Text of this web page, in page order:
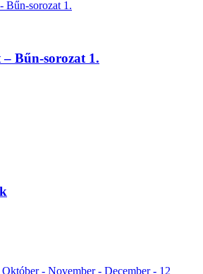
– Bűn-sorozat 1.